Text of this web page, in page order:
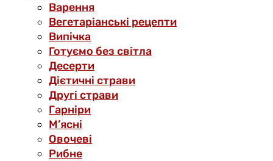
Варення
Вегетаріанські рецепти
Випічка
Готуємо без світла
Десерти
Дієтичні страви
Другі страви
Гарніри
М’ясні
Овочеві
Рибне